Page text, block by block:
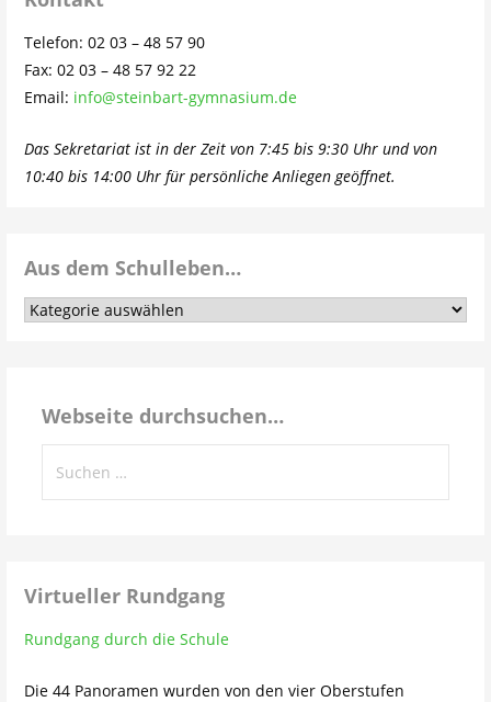
Telefon: 02 03 – 48 57 90
Fax: 02 03 – 48 57 92 22
Email: info@steinbart-gymnasium.de
Das Sekretariat ist in der Zeit von 7:45 bis 9:30 Uhr und von
10:40 bis 14:00 Uhr für persönliche Anliegen geöffnet.
Aus dem Schulleben…
Aus
Webseite durchsuchen…
nach:
Virtueller Rundgang
Rundgang durch die Schule
Die 44 Panoramen wurden von den vier Oberstufen